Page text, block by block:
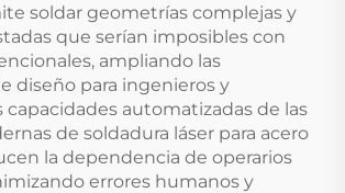
soldar geometrías complejas y
que serían imposibles con
ampliando las
diseño para ingenieros y
capacidades automatizadas de las
de soldadura láser para acero
la dependencia de operarios
errores humanos y